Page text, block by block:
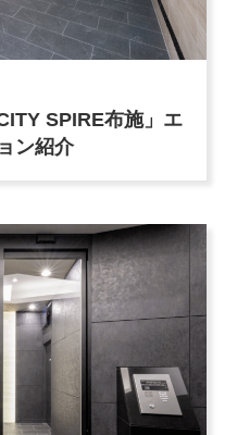
SPIRE布施」エ
ン紹介